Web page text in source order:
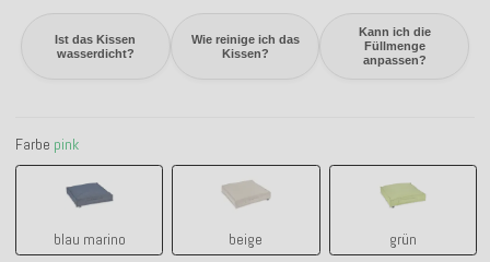
Ist das Kissen
wasserdicht?
Wie reinige ich das
Kissen?
Kann ich die
Füllmenge
anpassen?
Farbe pink
blau marino beige
beige
grün